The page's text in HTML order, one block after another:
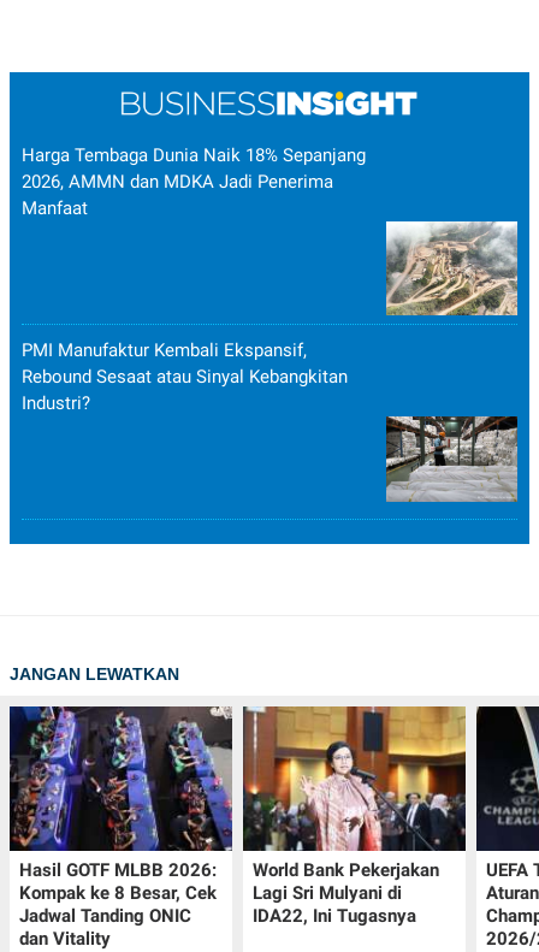
Harga Tembaga Dunia Naik 18% Sepanjang
2026, AMMN dan MDKA Jadi Penerima
Manfaat
PMI Manufaktur Kembali Ekspansif,
Rebound Sesaat atau Sinyal Kebangkitan
Industri?
JANGAN LEWATKAN
Hasil GOTF MLBB 2026:
Kompak ke 8 Besar, Cek
Jadwal Tanding ONIC
dan Vitality
World Bank Pekerjakan
Lagi Sri Mulyani di
IDA22, Ini Tugasnya
UEFA
2026/